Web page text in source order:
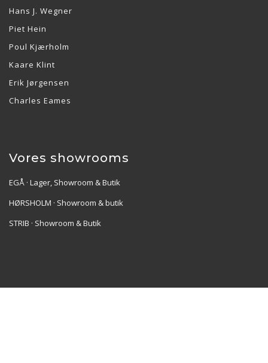
Hans J. Wegner
Piet Hein
Poul Kjærholm
Kaare Klint
Erik Jørgensen
Charles Eames
Vores showrooms
EGÅ · Lager, Showroom & Butik
HØRSHOLM · Showroom & butik
STRIB · Showroom & Butik